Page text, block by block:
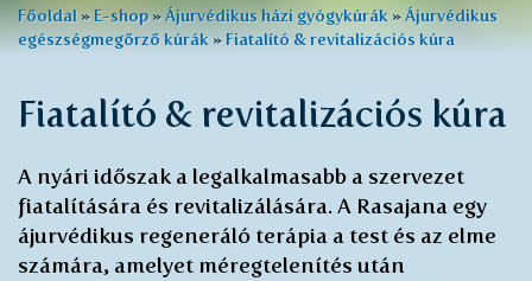
Jelenlegi
hely
Főoldal » E-shop»Ájurvédikus házi gyógykúrák »Ájurvédikus
egészségmegőrző kúrák » Fiatalító & revitalizációs kúra
Fiatalító & revitalizációs kúra
A nyári időszak a legalkalmasabb a szervezet
fiatalítására és revitalizálására. A Rasajana egy
ájurvédikus regeneráló terápia a test és az elme
számára, amelyet méregtelenítés után